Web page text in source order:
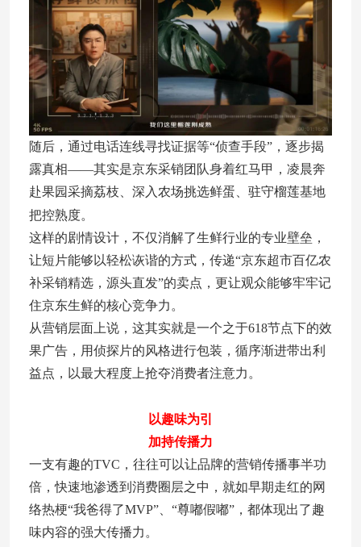
随后，通过电话连线寻找证据等“侦查手段”，逐步揭
露真相——其实是京东采销团队身着红马甲，凌晨奔
赴果园采摘荔枝、深入农场挑选鲜蛋、驻守榴莲基地
把控熟度。
这样的剧情设计，不仅消解了生鲜行业的专业壁垒，
让短片能够以轻松诙谐的方式，传递“京东超市百亿农
补采销精选，源头直发”的卖点，更让观众能够牢牢记
住京东生鲜的核心竞争力。
从营销层面上说，这其实就是一个之于618节点下的效
果广告，用侦探片的风格进行包装，循序渐进带出利
益点，以最大程度上抢夺消费者注意力。
以趣味为引
加持传播力
一支有趣的TVC，往往可以让品牌的营销传播事半功
倍，快速地渗透到消费圈层之中，就如早期走红的网
络热梗“我爸得了MVP”、“尊嘟假嘟”，都体现出了趣
味内容的强大传播力。